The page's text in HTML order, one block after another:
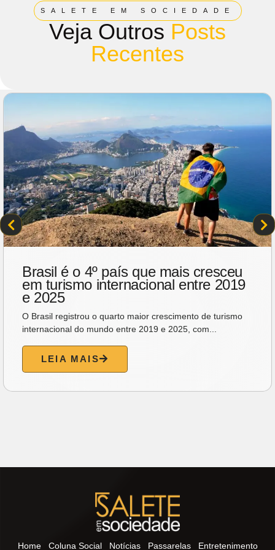
SALETE EM SOCIEDADE
Veja Outros Posts
Recentes
Brasil é o 4º país que mais cresceu
em turismo internacional entre 2019
e 2025
O Brasil registrou o quarto maior crescimento de turismo
internacional do mundo entre 2019 e 2025, com...
LEIA MAIS
Home Coluna Social Notícias Passarelas Entretenimento